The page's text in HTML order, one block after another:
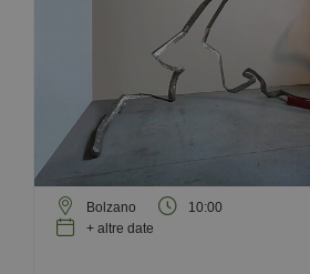
Bolzano
10:00
+ altre date